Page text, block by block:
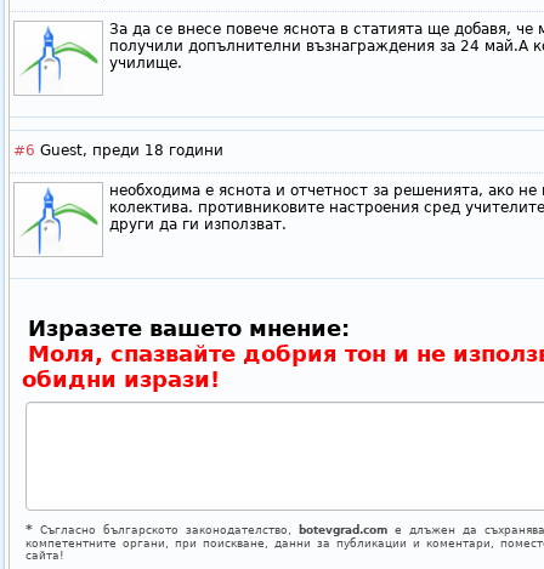
За да се внесе повече яснота в статията ще добавя, че
получили допълнителни възнаграждения за 24 май.А
училище.
#6 Guest, преди 18 години
необходима е яснота и отчетност за решенията, ако
колектива. противниковите настроения сред
други да ги използват.
Изразете вашето мнение:
Моля, спазвайте добрия тон и не
обидни изрази!
*Съгласно българското законодателство, botevgrad.comе длъжен да
компетентните органи, при поискване, данни за публикации и коментари,
сайта!